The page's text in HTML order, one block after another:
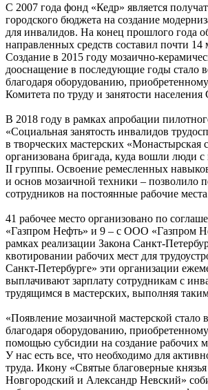
С 2007 года фонд «Кедр» является
городского бюджета на создание
для инвалидов. На конец прошлого года
направленных средств составил почти 14
Создание в 2015 году мозаично-
дооснащение в последующие годы стало
благодаря оборудованию,
Комитета по труду и занятости населения
В 2018 году в рамках апробации
«Социальная занятость инвалидов
в творческих мастерских «Монастырская
организована бригада, куда вошли люди
II группы. Освоение ремесленных
и основ мозаичной техники – позволило
сотрудников на постоянные рабочие
41 рабочее место организовано по
«Газпром Нефть» и 9 – с ООО «Газпром
рамках реализации Закона
квотировании рабочих мест для
Санкт‑Петербурге» эти организации
выплачивают зарплату сотрудникам с
трудящимся в мастерских, выполняя
«Появление мозаичной мастерской
благодаря оборудованию,
помощью субсидии на создание рабочих
У нас есть все, что необходимо для
труда. Икону «Святые благоверные
Новгородский и Александр Невский»